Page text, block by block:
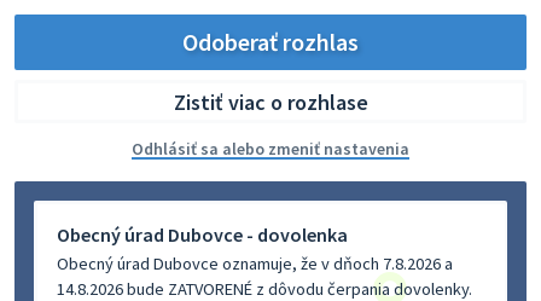
Odoberať rozhlas
Zistiť viac o rozhlase
Odhlásiť sa alebo zmeniť nastavenia
Obecný úrad Dubovce - dovolenka
Obecný úrad Dubovce oznamuje, že v dňoch 7.8.2026 a
14.8.2026 bude ZATVORENÉ z dôvodu čerpania dovolenky.